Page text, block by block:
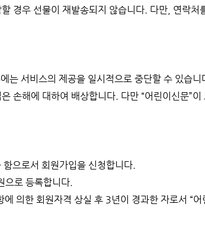
경우 선물이 재발송되지 않습니다. 다만, 연락처
는 서비스의 제공을 일시적으로 중단할 수 있습니
해에 대하여 배상합니다. 다만 “어린이신문”
으로서 회원가입을 신청합니다.
으로 등록합니다.
의한 회원자격 상실 후 3년이 경과한 자로서 “